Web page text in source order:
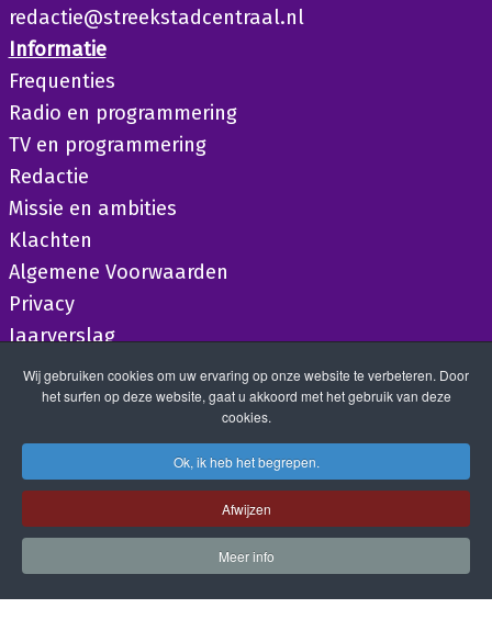
redactie@streekstadcentraal.nl
Informatie
Frequenties
Radio en programmering
TV en programmering
Redactie
Missie en ambities
Klachten
Algemene Voorwaarden
Privacy
Jaarverslag
Wij gebruiken cookies om uw ervaring op onze website te verbeteren. Door
het surfen op deze website, gaat u akkoord met het gebruik van deze
cookies.
Ok, ik heb het begrepen.
Afwijzen
Meer info